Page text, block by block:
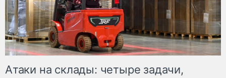
Атаки на склады: четыре задачи,